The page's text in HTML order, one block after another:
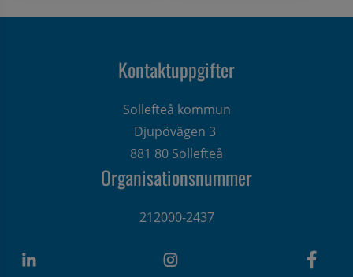
Kontaktuppgifter
Sollefteå kommun
Djupövägen 3
881 80 Sollefteå
Organisationsnummer
212000-2437